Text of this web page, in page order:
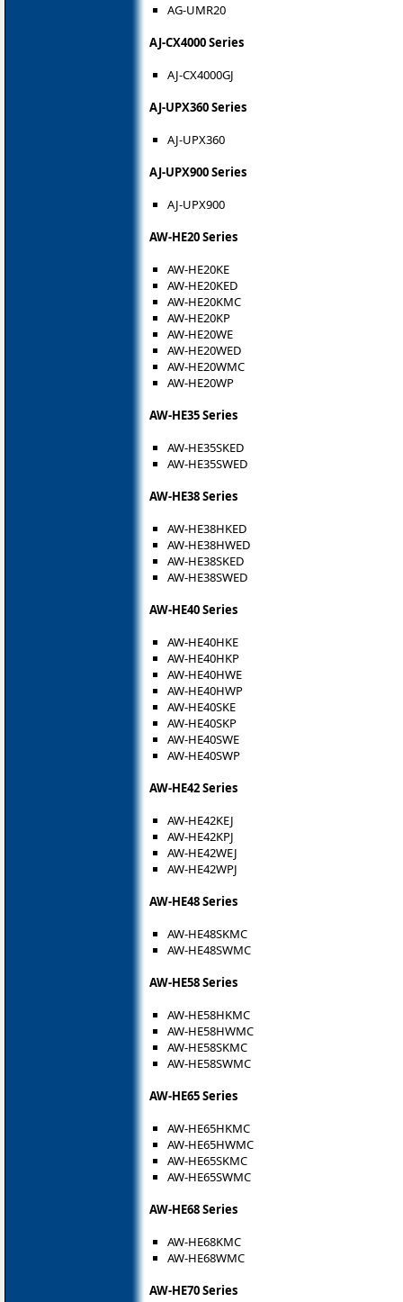
AG-UMR20
AJ-CX4000 Series
AJ-CX4000GJ
AJ-UPX360 Series
AJ-UPX360
AJ-UPX900 Series
AJ-UPX900
AW-HE20 Series
AW-HE20KE
AW-HE20KED
AW-HE20KMC
AW-HE20KP
AW-HE20WE
AW-HE20WED
AW-HE20WMC
AW-HE20WP
AW-HE35 Series
AW-HE35SKED
AW-HE35SWED
AW-HE38 Series
AW-HE38HKED
AW-HE38HWED
AW-HE38SKED
AW-HE38SWED
AW-HE40 Series
AW-HE40HKE
AW-HE40HKP
AW-HE40HWE
AW-HE40HWP
AW-HE40SKE
AW-HE40SKP
AW-HE40SWE
AW-HE40SWP
AW-HE42 Series
AW-HE42KEJ
AW-HE42KPJ
AW-HE42WEJ
AW-HE42WPJ
AW-HE48 Series
AW-HE48SKMC
AW-HE48SWMC
AW-HE58 Series
AW-HE58HKMC
AW-HE58HWMC
AW-HE58SKMC
AW-HE58SWMC
AW-HE65 Series
AW-HE65HKMC
AW-HE65HWMC
AW-HE65SKMC
AW-HE65SWMC
AW-HE68 Series
AW-HE68KMC
AW-HE68WMC
AW-HE70 Series